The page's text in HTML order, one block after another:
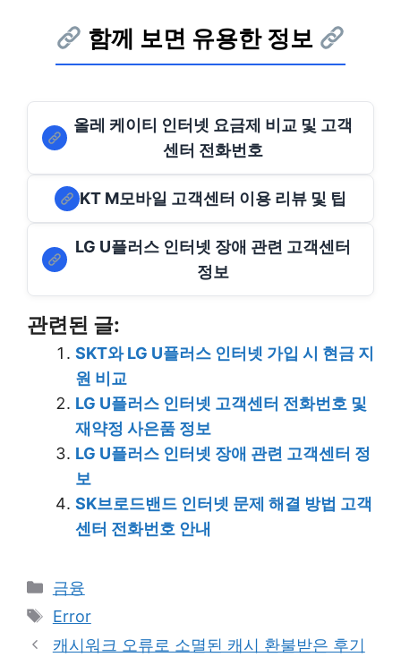
함께 보면 유용한 정보
올레 케이티 인터넷 요금제 비교 및 고객
센터 전화번호
KT M모바일 고객센터 이용 리뷰 및 팁
LG U플러스 인터넷 장애 관련 고객센터
정보
관련된 글:
SKT와 LG U플러스 인터넷 가입 시 현금 지
원 비교
LG U플러스 인터넷 고객센터 전화번호 및
재약정 사은품 정보
LG U플러스 인터넷 장애 관련 고객센터 정
보
SK브로드밴드 인터넷 문제 해결 방법 고객
센터 전화번호 안내
Categories
금융
Tags
Error
캐시워크 오류로 소멸된 캐시 환불받은 후기